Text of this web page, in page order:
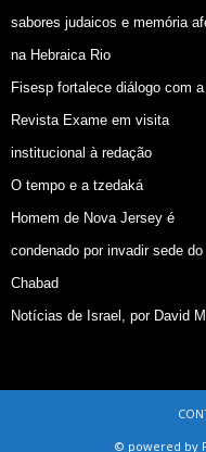
sabores judaicos e memória
na Hebraica Rio
Fisesp fortalece diálogo com a
Revista Exame em visita
institucional à redação
O tempo e a tzedaká
Homem de Nova Jersey é
condenado por invadir sede do
Chabad
Notícias de Israel, por David
© powered by